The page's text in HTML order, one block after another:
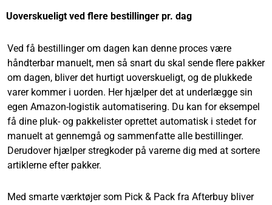
Uoverskueligt ved flere bestillinger pr. dag
Ved få bestillinger om dagen kan denne proces være
håndterbar manuelt, men så snart du skal sende flere pakker
om dagen, bliver det hurtigt uoverskueligt, og de plukkede
varer kommer i uorden. Her hjælper det at underlægge sin
egen Amazon-logistik automatisering. Du kan for eksempel
få dine pluk- og pakkelister oprettet automatisk i stedet for
manuelt at gennemgå og sammenfatte alle bestillinger.
Derudover hjælper stregkoder på varerne dig med at sortere
artiklerne efter pakker.
Med smarte værktøjer som Pick & Pack fra Afterbuy bliver